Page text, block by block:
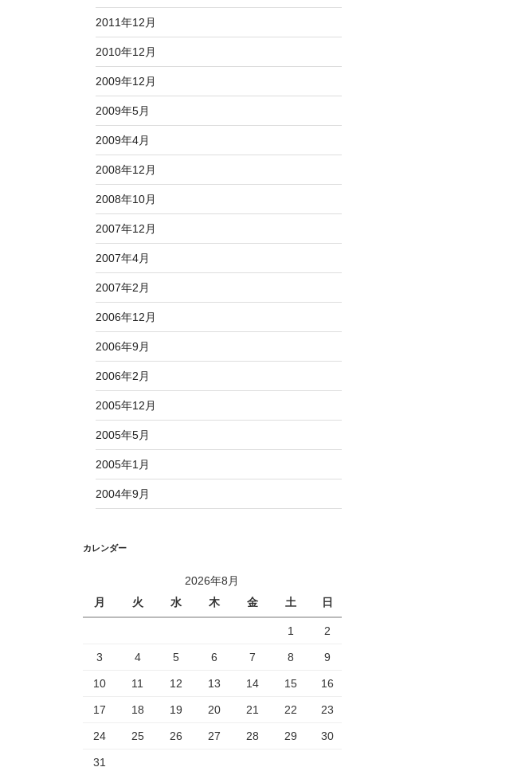
2011年12月
2010年12月
2009年12月
2009年5月
2009年4月
2008年12月
2008年10月
2007年12月
2007年4月
2007年2月
2006年12月
2006年9月
2006年2月
2005年12月
2005年5月
2005年1月
2004年9月
カレンダー
2026年8月
月
火 水 木 金 土 日
1 2
3 4 5 6 7 8 9
10 11 12 13 14 15 16
17 18 19 20 21 22 23
24 25 26 27 28 29 30
31